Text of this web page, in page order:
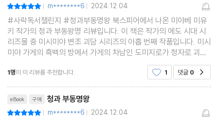
| m********6 | 2024.12.04
#사락독서챌린지 #청과부동명왕 북스피어에서 나온 미야베 미유
키 작가의 청과 부동왕명 리뷰입니다. 이 책은 작가의 에도 시대 시
리즈물 중 미시미야 변조 괴담 시리즈의 아홉 번째 작품입니다. 미시
미야 가게의 흑백의 방에서 가게의 차남인 도미지로가 청자로 괴담
을 듣고 버리는 역할을 하는데 이번 작품에서는 네 편의 가슴 아프고
도 감동적인 이야기가 담겨 있습니다. 마지막 이야
1명이 이 리뷰를 추천합니다. 1 댓글 0
eBook 구매 청과 부동명왕
| m********6 | 2024.12.04